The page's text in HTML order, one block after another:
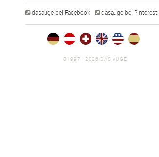
dasauge bei Facebook dasauge bei Pinterest
©1997—2026 DAS AUGE